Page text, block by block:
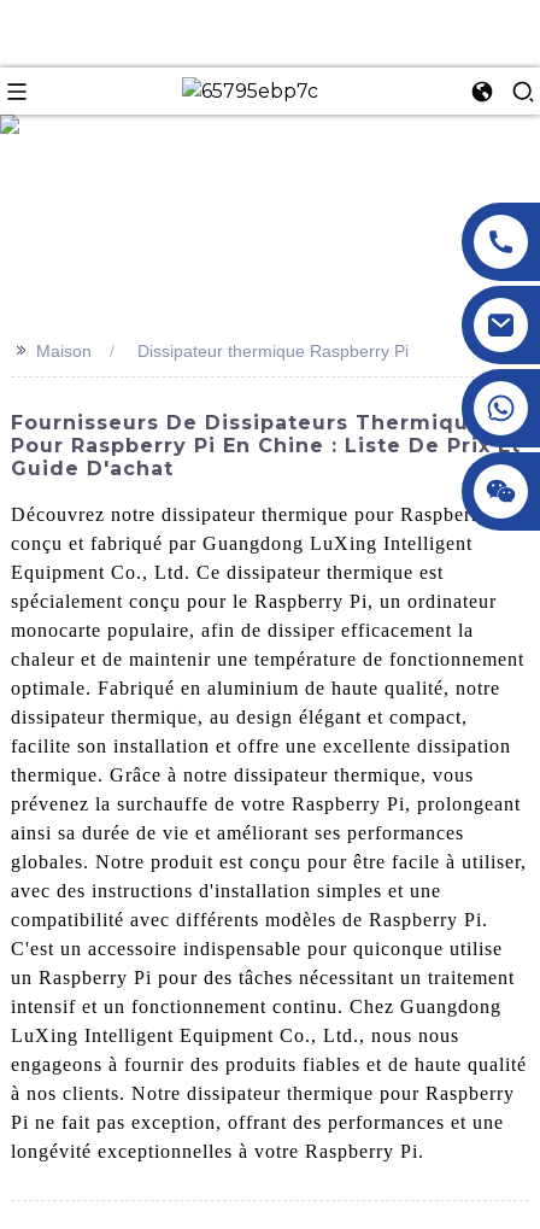
>> Maison Dissipateur thermique Raspberry Pi
Fournisseurs De Dissipateurs Thermiques
Pour Raspberry Pi En Chine : Liste De Prix Et
Guide D'achat
Découvrez notre dissipateur thermique pour Raspberry Pi,
conçu et fabriqué par Guangdong LuXing Intelligent
Equipment Co., Ltd. Ce dissipateur thermique est
spécialement conçu pour le Raspberry Pi, un ordinateur
monocarte populaire, afin de dissiper efficacement la
chaleur et de maintenir une température de fonctionnement
optimale. Fabriqué en aluminium de haute qualité, notre
dissipateur thermique, au design élégant et compact,
facilite son installation et offre une excellente dissipation
thermique. Grâce à notre dissipateur thermique, vous
prévenez la surchauffe de votre Raspberry Pi, prolongeant
ainsi sa durée de vie et améliorant ses performances
globales. Notre produit est conçu pour être facile à utiliser,
avec des instructions d'installation simples et une
compatibilité avec différents modèles de Raspberry Pi.
C'est un accessoire indispensable pour quiconque utilise
un Raspberry Pi pour des tâches nécessitant un traitement
intensif et un fonctionnement continu. Chez Guangdong
LuXing Intelligent Equipment Co., Ltd., nous nous
engageons à fournir des produits fiables et de haute qualité
à nos clients. Notre dissipateur thermique pour Raspberry
Pi ne fait pas exception, offrant des performances et une
longévité exceptionnelles à votre Raspberry Pi.